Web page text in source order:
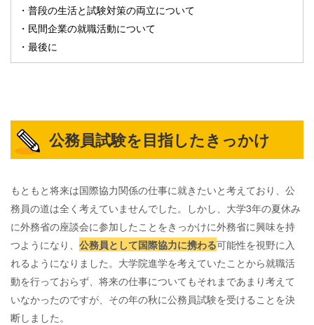
・普段の生活と試験対策の両立について
・民間企業の就職活動について
・最後に
公務員試験を目指したきっかけ
もともと将来は国際協力関係の仕事に就きたいと考えており、公
務員の道は全く考えていませんでした。しかし、大学3年の夏休み
に外務省の座談会に参加したことをきっかけに外務省に興味を持
つようになり、 公務員として国際協力に携わる可能性を視野に入
れるようになりました。大学院進学を考えていたことから就職活
動を行っておらず、将来の仕事についてもそれまであまり考えて
いなかったのですが、その年の秋に公務員試験を受けることを決
断しました。